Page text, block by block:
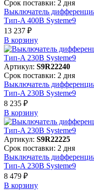
Срок поставки: 2 дня
Выключатель
Тип-A 400В Systeme9
13 237 ₽
В корзинy
Артикул: S9R22240
Срок поставки: 2 дня
Выключатель
Тип-A 230В Systeme9
8 235 ₽
В корзинy
Артикул: S9R22225
Срок поставки: 2 дня
Выключатель
Тип-A 230В Systeme9
8 479 ₽
В корзинy